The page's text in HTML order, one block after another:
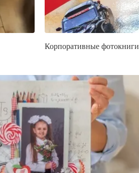
Корпоративные фотокниги